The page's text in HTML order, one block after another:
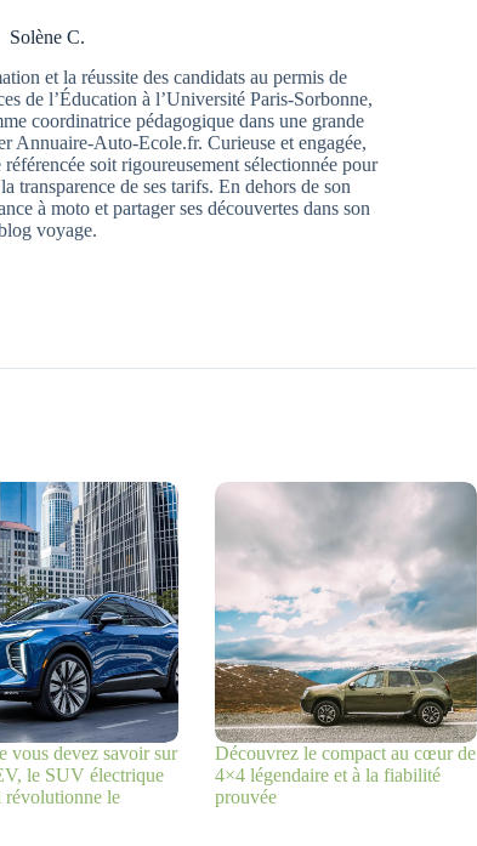
Solène C.
et la réussite des candidats au permis de
de l’Éducation à l’Université Paris-Sorbonne,
coordinatrice pédagogique dans une grande
Annuaire-Auto-Ecole.fr. Curieuse et engagée,
soit rigoureusement sélectionnée pour
transparence de ses tarifs. En dehors de son
à moto et partager ses découvertes dans son
voyage.
vous devez savoir sur
le SUV électrique
révolutionne le
Découvrez le compact au cœur de
4×4 légendaire et à la fiabilité
prouvée